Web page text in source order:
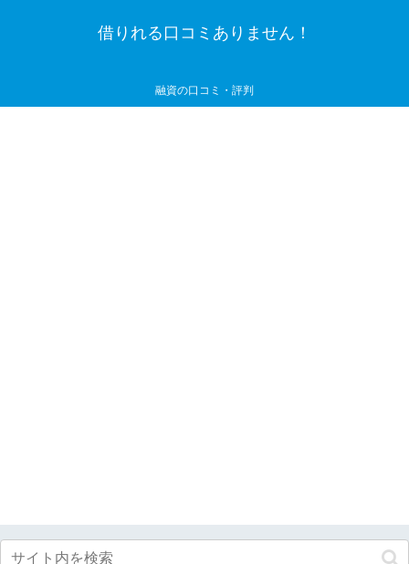
借りれる口コミありません！
融資の口コミ・評判